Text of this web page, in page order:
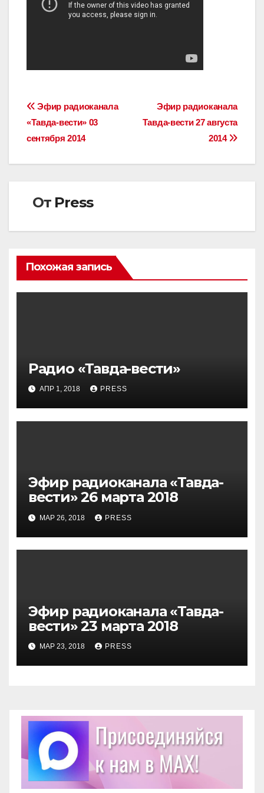
Навигация
по
записям
Эфир радиоканала
Тавда-вести 27 августа
2014
Эфир радиоканала
«Тавда-вести» 03
сентября 2014
От Press
Похожая запись
Радио «Тавда-вести»
АПР 1, 2018 PRESS
Эфир радиоканала «Тавда-
вести» 26 марта 2018
МАР 26, 2018 PRESS
Эфир радиоканала «Тавда-
вести» 23 марта 2018
МАР 23, 2018 PRESS